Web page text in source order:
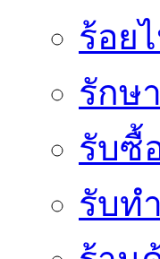
ร้อย
รักษ
รับซื้
รับท